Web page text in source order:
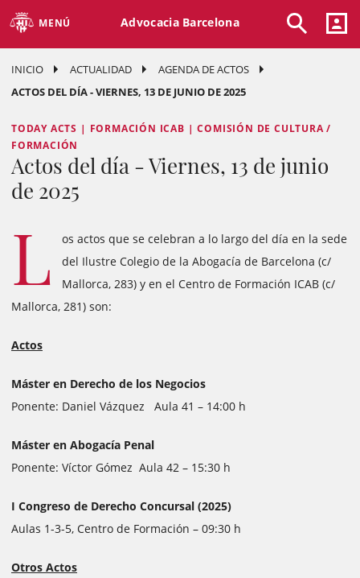
MENÚ Advocacia Barcelona
INICIO ACTUALIDAD
AGENDA DE ACTOS
ACTOS DEL DÍA - VIERNES, 13 DE JUNIO DE 2025
TODAY ACTS | FORMACIÓN ICAB | COMISIÓN DE CULTURA /
FORMACIÓN
Actos del día - Viernes, 13 de junio
de 2025
L
os actos que se celebran a lo largo del día en la sede
del Ilustre Colegio de la Abogacía de Barcelona (c/
Mallorca, 283) y en el Centro de Formación ICAB (c/
Mallorca, 281) son:
Actos
Máster en Derecho de los Negocios
Ponente: Daniel Vázquez Aula 41 – 14:00 h
Máster en Abogacía Penal
Ponente: Víctor Gómez Aula 42 – 15:30 h
I Congreso de Derecho Concursal (2025)
Aulas 1-3-5, Centro de Formación – 09:30 h
Otros Actos